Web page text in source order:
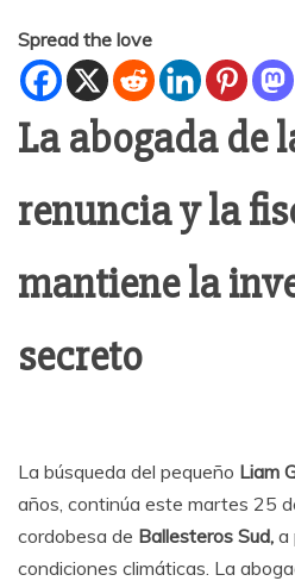
Spread the love
La abogada de
renuncia y la
mantiene la
secreto
La búsqueda del pequeño Liam
años, continúa este martes 25
cordobesa de Ballesteros Sud, a
condiciones climáticas. La